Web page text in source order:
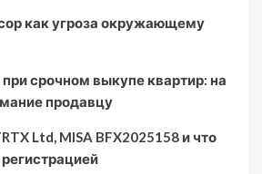
как угроза окружающему
при срочном выкупе квартир: на
продавцу
Ltd, MISA BFX2025158 и что